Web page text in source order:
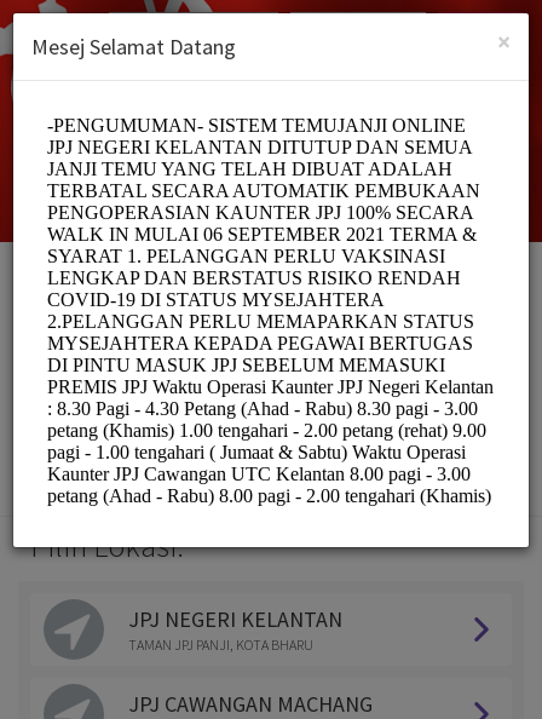
DAFTAR
SISTEM TEMUJANJI
ONLINE JPJ NEGERI
KELANTAN
Officials/Government
Pilih Lokasi:
JPJ NEGERI KELANTAN
TAMAN JPJ PANJI, KOTA BHARU
JPJ CAWANGAN MACHANG
×
Mesej Selamat Datang